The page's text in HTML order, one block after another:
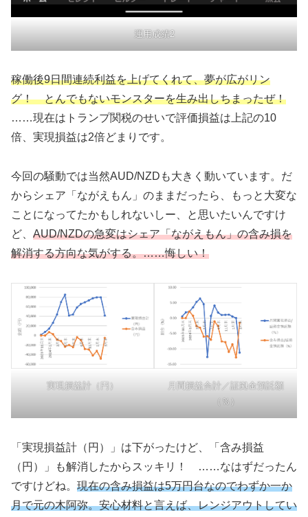
運用成績2
稼働後9日間連続利益を上げてくれて、夢が広がリン
グ！ とんでもないモンスターを生み出しちまったぜ！
……現在はトランプ関税のせいで評価損益は上記の10
倍、実現損益は2倍どまりです。
今回の騒動では当然AUD/NZDも大きく動いています。だ
からシェア「ながえもん」のままだったら、もっと大変な
ことになってたかもしれないしー、と思いたいんですけ
ど、 AUD/NZDの急変はシェア「ながえもん」の含み損を
解消する方向な気がする。……悔しい！
実現損益計（円）
月間損益合計／証拠金預託額
（％）
「実現損益計（円）」は下がったけど、「含み損益
（円）」も解消したからスッキリ！ ……なはずだったん
ですけどね。 現在の含み損益は5万円台なのでわずか一か
月で元の木阿弥。安心材料と言えば、レンジアウトしてい